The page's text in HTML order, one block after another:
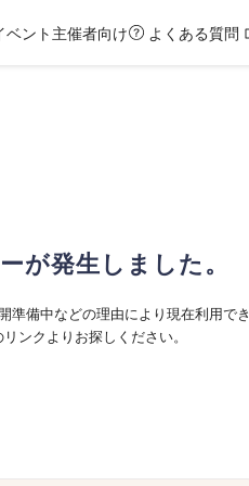
ベント主催者向け よくある質問
が発生しました。
準備中などの理由により現在利用でき
ンクよりお探しください。